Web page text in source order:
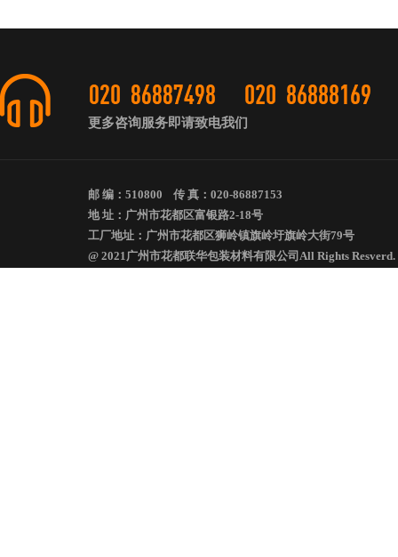
更多咨询服务即请致电我们
邮 编：510800 传 真：020-86887153
地 址：广州市花都区富银路2-18号
工厂地址：广州市花都区狮岭镇旗岭圩旗岭大街79号
@ 2021广州市花都联华包装材料有限公司All Rights